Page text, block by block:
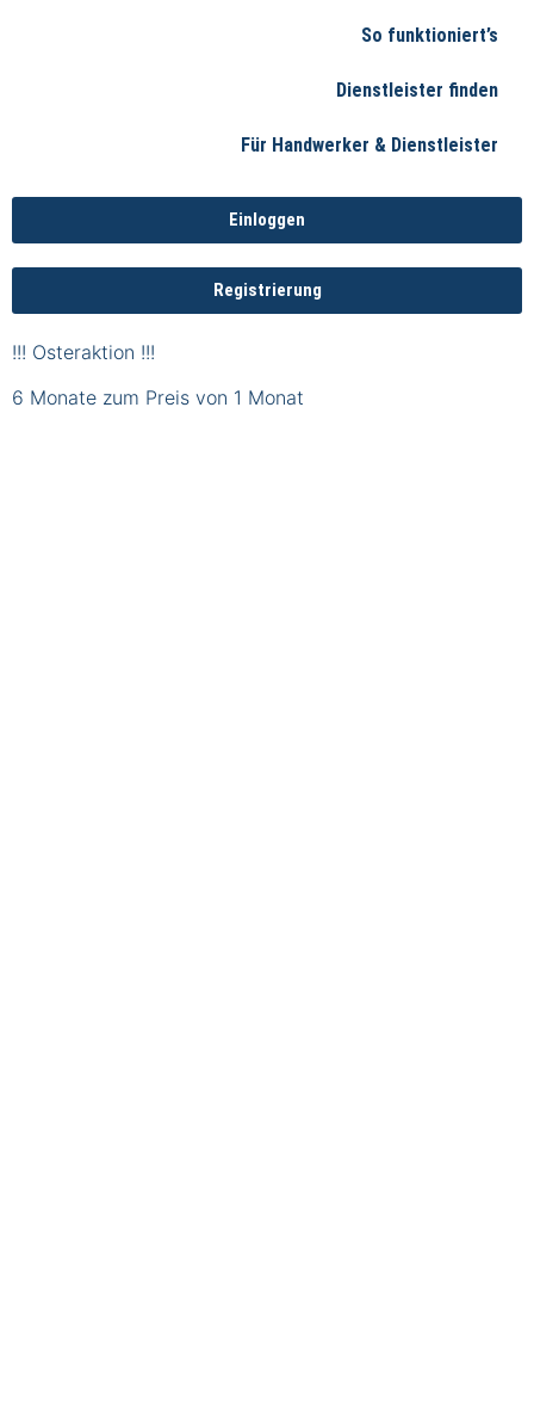
So funktioniert’s
Dienstleister finden
Für Handwerker & Dienstleister
Einloggen
Registrierung
!!! Osteraktion !!!
6 Monate zum Preis von 1 Monat